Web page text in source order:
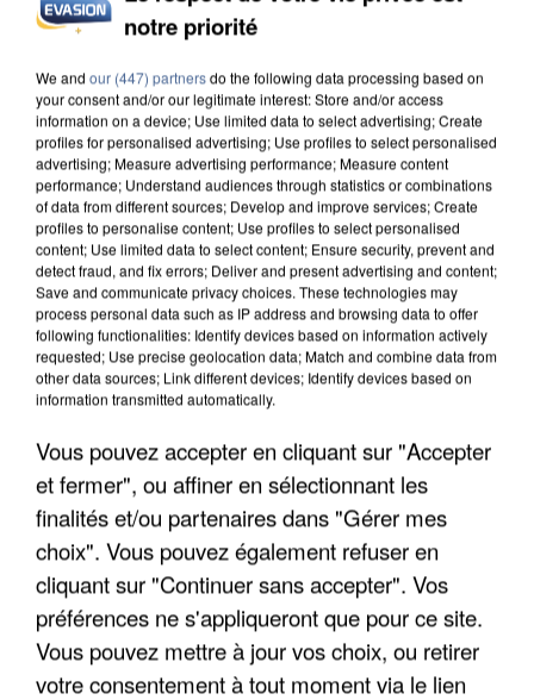
L’UN DES FONDATEURS SUPPOSÉS DE LA DZ
MAFIA INTERPELLÉ EN ALGÉRIE
UN SECOND CADRE DE LA DZ MAFIA
INTERPELLÉ EN ALGÉRIE
notre priorité
We and our (447) partnersdo the following data processing based on
your consent and/or our legitimate interest: Store and/or access
information on a device; Use limited data to select advertising; Create
profiles for personalised advertising; Use profiles to select personalised
advertising; Measure advertising performance; Measure content
performance; Understand audiences through statistics or combinations
of data from different sources; Develop and improve services; Create
profiles to personalise content; Use profiles to select personalised
content; Use limited data to select content; Ensure security, prevent and
detect fraud, and fix errors; Deliver and present advertising and content;
Save and communicate privacy choices. These technologies may
process personal data such as IP address and browsing data to offer
following functionalities: Identify devices based on information actively
requested; Use precise geolocation data; Match and combine data from
other data sources; Link different devices; Identify devices based on
information transmitted automatically.
Vous pouvez accepter en cliquant sur "Accepter
et fermer", ou affiner en sélectionnant les
finalités et/ou partenaires dans "Gérer mes
choix". Vous pouvez également refuser en
cliquant sur "Continuer sans accepter". Vos
préférences ne s'appliqueront que pour ce site.
Vous pouvez mettre à jour vos choix, ou retirer
votre consentement à tout moment via le lien